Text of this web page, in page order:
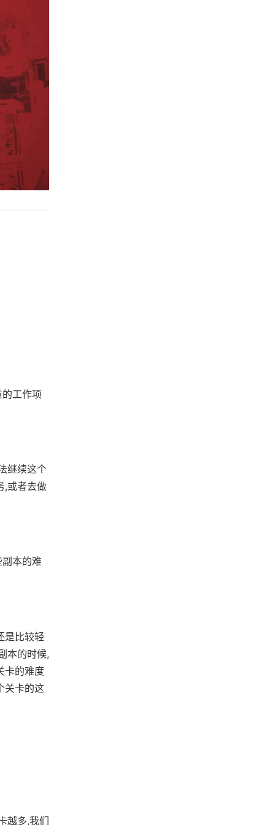
工作项
继续这个
,或者去做
本的难
是比较轻
本的时候,
卡的难度
关卡的这
越多,我们